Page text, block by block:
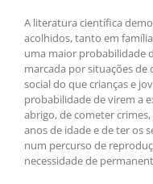
A literatura científica
acolhidos, tanto em
uma maior probabilidade
marcada por situações de
social do que crianças e
probabilidade de virem a
abrigo, de cometer
anos de idade e de ter os
num percurso de
necessidade de